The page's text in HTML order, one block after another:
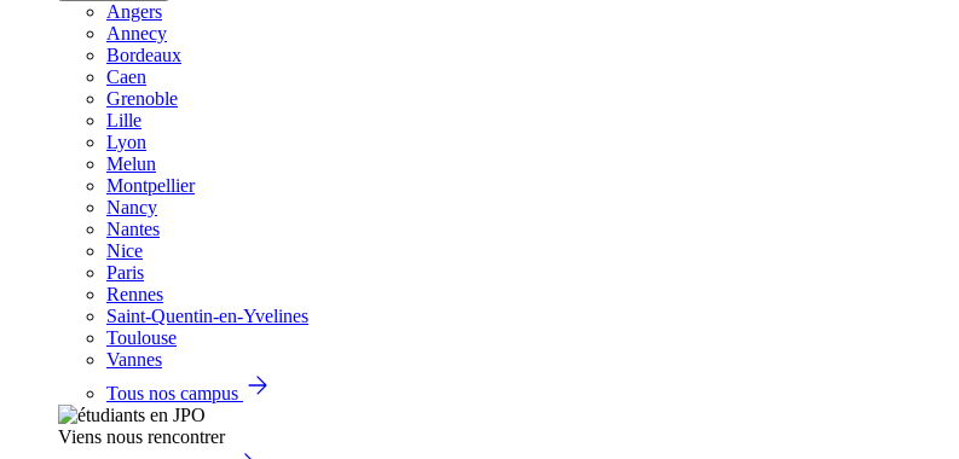
Angers
Annecy
Bordeaux
Caen
Grenoble
Lille
Lyon
Melun
Montpellier
Nancy
Nantes
Nice
Paris
Rennes
Saint-Quentin-en-Yvelines
Toulouse
Vannes
Tous nos campus
Viens nous rencontrer